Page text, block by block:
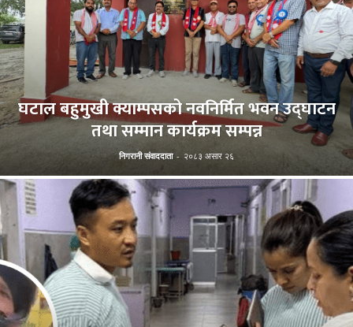
घटाल बहुमुखी क्याम्पसको नवनिर्मित भवन उद्घाटन
तथा सम्मान कार्यक्रम सम्पन्न
निगरानी संवाददाता - २०८३ असार २६